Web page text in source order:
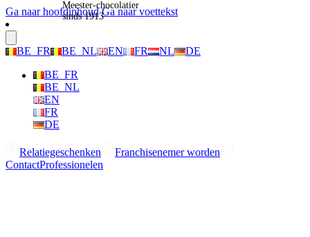
Ga naar hoofdinhoud Ga naar voettekst
BE_FR BE_NL EN FR NL
DE
BE_FR
BE_NL
EN
FR
DE
Relatiegeschenken
Franchisenemer worden
ContactProfessionelen
Meester-chocolatier
sinds 1913